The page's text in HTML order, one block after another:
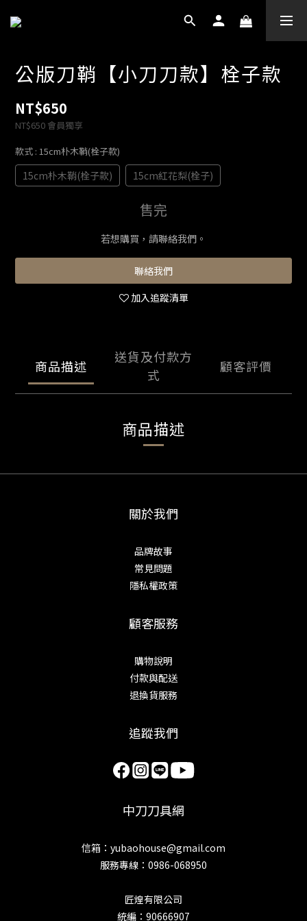
公版刀鞘【小刀刀款】栓子款
NT$650
NT$650 會員獨享
款式 : 15cm朴木鞘(栓子款)
15cm朴木鞘(栓子款) 15cm紅花梨(栓子)
售完
若想購買，請聯絡我們。
聯絡我們
加入追蹤清單
商品描述
送貨及付款方
式
顧客評價
商品描述
關於我們
品牌故事
常見問題
隱私權政策
顧客服務
購物說明
付款與配送
退換貨服務
追蹤我們
中刀刀具網
信箱：yubaohouse@gmail.com
服務專線：0986-068950
匠煌有限公司
統編：90666907